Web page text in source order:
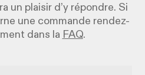
un plaisir d’y répondre. Si
une commande rendez-
dans la FAQ.